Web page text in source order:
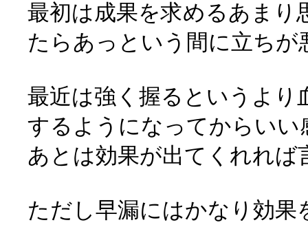
最初は成果を求めるあまり
たらあっという間に立ちが
最近は強く握るというより
するようになってからいい
あとは効果が出てくれれば
ただし早漏にはかなり効果